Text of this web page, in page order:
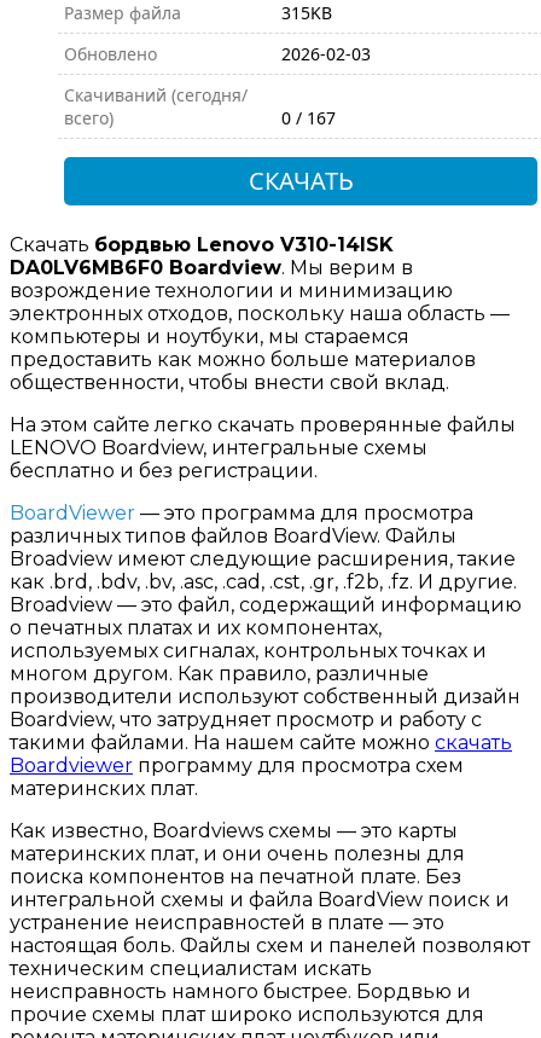
Размер файла
315KB
Обновлено
2026-02-03
Скачиваний (сегодня/
всего)
0 / 167
СКАЧАТЬ
Скачать бордвью Lenovo V310-14ISK
DA0LV6MB6F0 Boardview. Мы верим в
возрождение технологии и минимизацию
электронных отходов, поскольку наша область —
компьютеры и ноутбуки, мы стараемся
предоставить как можно больше материалов
общественности, чтобы внести свой вклад.
На этом сайте легко скачать проверянные файлы
LENOVO Boardview, интегральные схемы
бесплатно и без регистрации.
BoardViewer — это программа для просмотра
различных типов файлов BoardView. Файлы
Broadview имеют следующие расширения, такие
как .brd, .bdv, .bv, .asc, .cad, .cst, .gr, .f2b, .fz. И другие.
Broadview — это файл, содержащий информацию
о печатных платах и их компонентах,
используемых сигналах, контрольных точках и
многом другом. Как правило, различные
производители используют собственный дизайн
Boardview, что затрудняет просмотр и работу с
такими файлами. На нашем сайте можно скачать
Boardviewer программу для просмотра схем
материнских плат.
Как известно, Boardviews схемы — это карты
материнских плат, и они очень полезны для
поиска компонентов на печатной плате. Без
интегральной схемы и файла BoardView поиск и
устранение неисправностей в плате — это
настоящая боль. Файлы схем и панелей позволяют
техническим специалистам искать
неисправность намного быстрее. Бордвью и
прочие схемы плат широко используются для